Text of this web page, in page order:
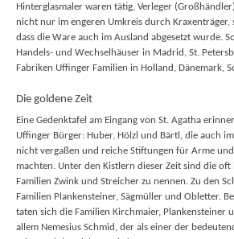
Hinterglasmaler waren tätig, Verleger
nicht nur im engeren Umkreis durch Kraxenträger,
dass die Ware auch im Ausland abgesetzt wurde.
Handels- und Wechselhäuser in Madrid, St.
Fabriken Uffinger Familien in Holland, Dänemark,
Die goldene Zeit
Eine Gedenktafel am Eingang von St. Agatha
Uffinger Bürger: Huber, Hölzl und Bärtl, die auch
nicht vergaßen und reiche Stiftungen für Arme
machten. Unter den Kistlern dieser Zeit sind die
Familien Zwink und Streicher zu nennen. Zu den
Familien Plankensteiner, Sägmüller und Obletter.
taten sich die Familien Kirchmaier, Plankensteiner
allem Nemesius Schmid, der als einer der